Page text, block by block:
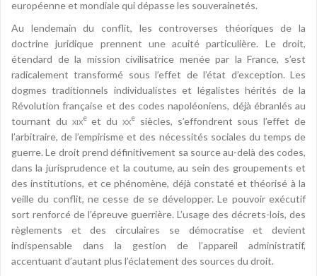
européenne et mondiale qui dépasse les souverainetés.
Au lendemain du conflit, les controverses théoriques de la
doctrine juridique prennent une acuité particulière. Le droit,
étendard de la mission civilisatrice menée par la France, s’est
radicalement transformé sous l’effet de l’état d’exception. Les
dogmes traditionnels individualistes et légalistes hérités de la
Révolution française et des codes napoléoniens, déjà ébranlés au
tournant du xixeet duxxe
siècles, s’effondrent sous l’effet de
l’arbitraire, de l’empirisme et des nécessités sociales du temps de
guerre. Le droit prend définitivement sa source au-delà des codes,
dans la jurisprudence et la coutume, au sein des groupements et
des institutions, et ce phénomène, déjà constaté et théorisé à la
veille du conflit, ne cesse de se développer. Le pouvoir exécutif
sort renforcé de l’épreuve guerrière. L’usage des décrets-lois, des
règlements et des circulaires se démocratise et devient
indispensable dans la gestion de l’appareil administratif,
accentuant d’autant plus l’éclatement des sources du droit.